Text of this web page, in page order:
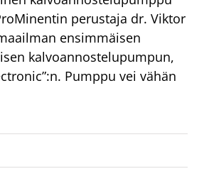
perustaja dr. Viktor
ensimmäisen
kalvoannostelupumpun,
Pumppu vei vähän